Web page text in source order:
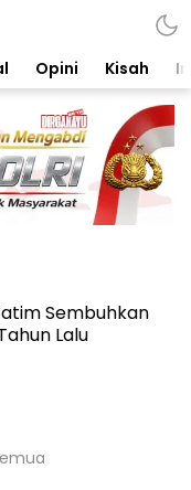
Opini Kisah
Sembuhkan
Lalu